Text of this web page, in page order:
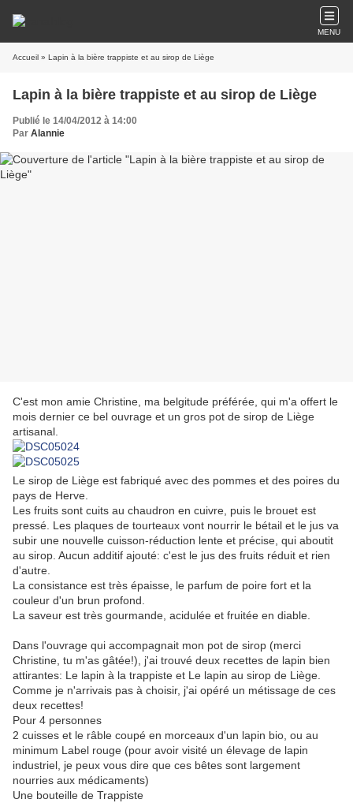
MENU
Accueil » Lapin à la bière trappiste et au sirop de Liège
Lapin à la bière trappiste et au sirop de Liège
Publié le 14/04/2012 à 14:00
Par Alannie
C'est mon amie Christine, ma belgitude préférée, qui m'a offert le
mois dernier ce bel ouvrage et un gros pot de sirop de Liège
artisanal.
Le sirop de Liège est fabriqué avec des pommes et des poires du
pays de Herve.
Les fruits sont cuits au chaudron en cuivre, puis le brouet est
pressé. Les plaques de tourteaux vont nourrir le bétail et le jus va
subir une nouvelle cuisson-réduction lente et précise, qui aboutit
au sirop. Aucun additif ajouté: c'est le jus des fruits réduit et rien
d'autre.
La consistance est très épaisse, le parfum de poire fort et la
couleur d'un brun profond.
La saveur est très gourmande, acidulée et fruitée en diable.
Dans l'ouvrage qui accompagnait mon pot de sirop (merci
Christine, tu m'as gâtée!), j'ai trouvé deux recettes de lapin bien
attirantes: Le lapin à la trappiste et Le lapin au sirop de Liège.
Comme je n'arrivais pas à choisir, j'ai opéré un métissage de ces
deux recettes!
Pour 4 personnes
2 cuisses et le râble coupé en morceaux d'un lapin bio, ou au
minimum Label rouge (pour avoir visité un élevage de lapin
industriel, je peux vous dire que ces bêtes sont largement
nourries aux médicaments)
Une bouteille de Trappiste